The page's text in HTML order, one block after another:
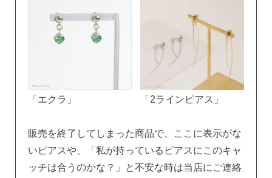
「エクラ」 「2ラインピアス」
販売を終了してしまった商品で、ここに表示がな
いピアスや、「私が持っているピアスにこのキャ
ッチは合うのかな？」と不安な時は当店にご連絡